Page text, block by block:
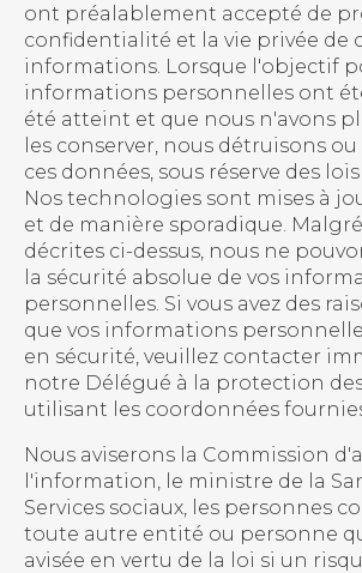
ont préalablement accepté de
confidentialité et la vie privée de
informations. Lorsque l'objectif
informations personnelles ont
été atteint et que nous n'avons
les conserver, nous détruisons
ces données, sous réserve des
Nos technologies sont mises à
et de manière sporadique.
décrites ci-dessus, nous ne
la sécurité absolue de vos
personnelles. Si vous avez des
que vos informations
en sécurité, veuillez contacter
notre Délégué à la protection
utilisant les coordonnées
Nous aviserons la Commission
l'information, le ministre de la
Services sociaux, les personnes
toute autre entité ou personne
avisée en vertu de la loi si un